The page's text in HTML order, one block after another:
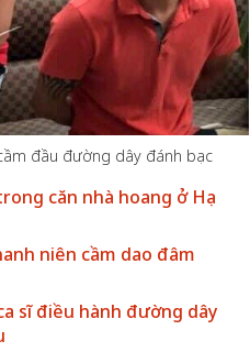
đầu đường dây đánh bạc
căn nhà hoang ở Hạ
niên cầm dao đâm
sĩ điều hành đường dây